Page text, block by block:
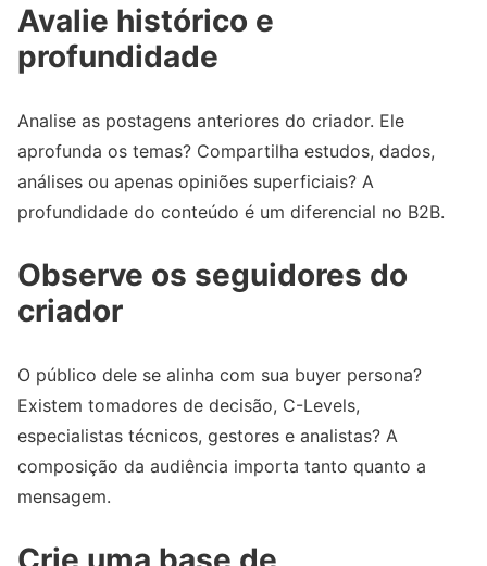
Avalie histórico e
profundidade
Analise as postagens anteriores do criador. Ele
aprofunda os temas? Compartilha estudos, dados,
análises ou apenas opiniões superficiais? A
profundidade do conteúdo é um diferencial no B2B.
Observe os seguidores do
criador
O público dele se alinha com sua buyer persona?
Existem tomadores de decisão, C-Levels,
especialistas técnicos, gestores e analistas? A
composição da audiência importa tanto quanto a
mensagem.